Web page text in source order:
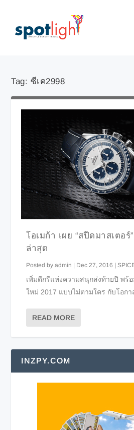
Tag: ซีเค2998
โอเมก้า เผย “สปีดมาสเตอร์
ล่าสุด
Posted byadmin | Dec 27, 2016 |
เพิ่มดีกรีแห่งความสนุกส่งท้ายปี พร้
ใหม่ 2017 แบบไม่ตามใคร กับโอกา
READ MORE
INZPY.COM